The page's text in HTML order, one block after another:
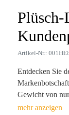
Artikel-Nr.:
Entdecken Sie
Gewicht von
nicht nur